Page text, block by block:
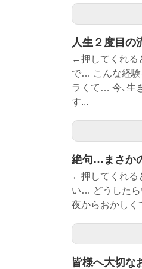
人生２度目の
←押してくれる
で… こんな経験
ラくて… 今､生
す...
絶句…まさか
←押してくれる
い… どうしたら
夜からおかしく
皆様へ大切な